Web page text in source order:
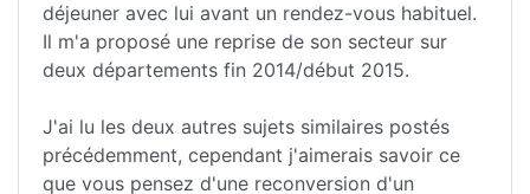
déjeuner avec lui avant un rendez-vous habituel.
Il m'a proposé une reprise de son secteur sur
deux départements fin 2014/début 2015.
J'ai lu les deux autres sujets similaires postés
précédemment, cependant j'aimerais savoir ce
que vous pensez d'une reconversion d'un